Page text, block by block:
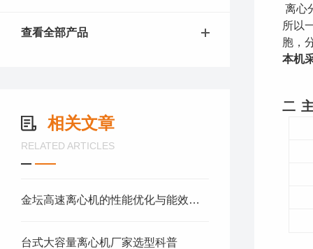
查看全部产品
相关文章
RELATED ARTICLES
金坛高速离心机的性能优化与能效提升
台式大容量离心机厂家选型科普
离心
所以
胞，
本机
二